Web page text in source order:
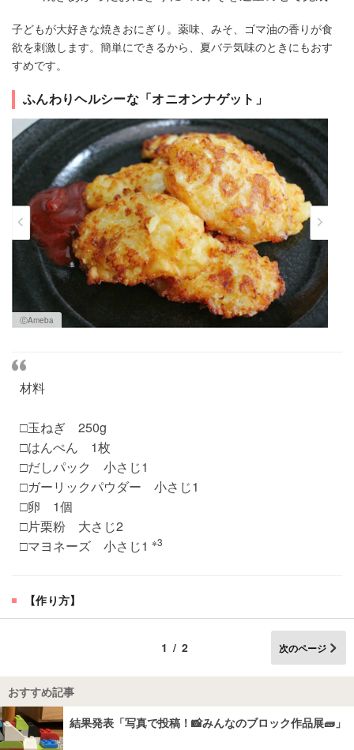
子どもが大好きな焼きおにぎり。薬味、みそ、ゴマ油の香りが食
欲を刺激します。簡単にできるから、夏バテ気味のときにもおす
すめです。
ふんわりヘルシーな「オニオンナゲット」
ⓒAmeba
材料
□玉ねぎ 250g
□はんぺん 1枚
□だしパック 小さじ1
□ガーリックパウダー 小さじ1
□卵 1個
□片栗粉 大さじ2
□マヨネーズ 小さじ1 ※3
【作り方】
1/2 次のページ
おすすめ記事
結果発表「写真で投稿！📸みんなのブロック作品展🧱」